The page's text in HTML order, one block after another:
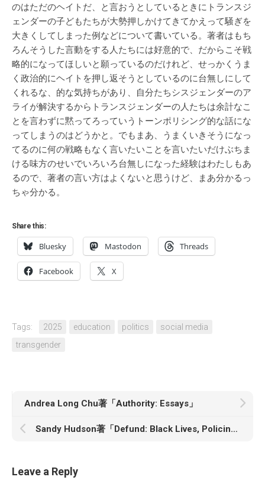
のはただのヘイトだ、と言おうとしているときにトランスジ
ェンダーの子どもたちが大勢押しかけてきてかえって騒ぎを
大きくしてしまった例などについて書いている。著者はもち
ろんそうした言動をする人たちには好意的で、だからこそ戦
略的になってほしいと願っているのだけれど、せっかくうま
く政治的にヘイトを押し返そうとしているのに台無しにして
くれるな、的な気持ちがあり、自分たちシスジェンダーのア
ライが解決するからトランスジェンダーの人たちは余計なこ
とを言わずに黙ってろっていうトーンポリシング的な話にな
ってしまうのはどうかと。でもまあ、うまくいきそうになっ
てるのに何の戦略もなく言いたいことを言いたいだけぶちま
ける味方のせいでいろいろ台無しになった経験はわたしもあ
るので、著者の言い方はよくないと思うけど、まあ分かるっ
ちゃ分かる。
Share this:
Bluesky Mastodon Threads
Facebook X
Tags: 2025 education politics
social media
transgender
Andrea Long Chu著「Authority: Essays」
Sandy Hudson著「Defund: Black Lives, Policing, and Safety for All」
Leave a Reply